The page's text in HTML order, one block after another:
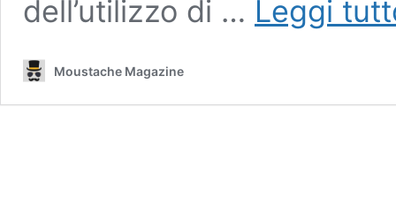
dell’utilizzo di … Leggi
Moustache Magazine